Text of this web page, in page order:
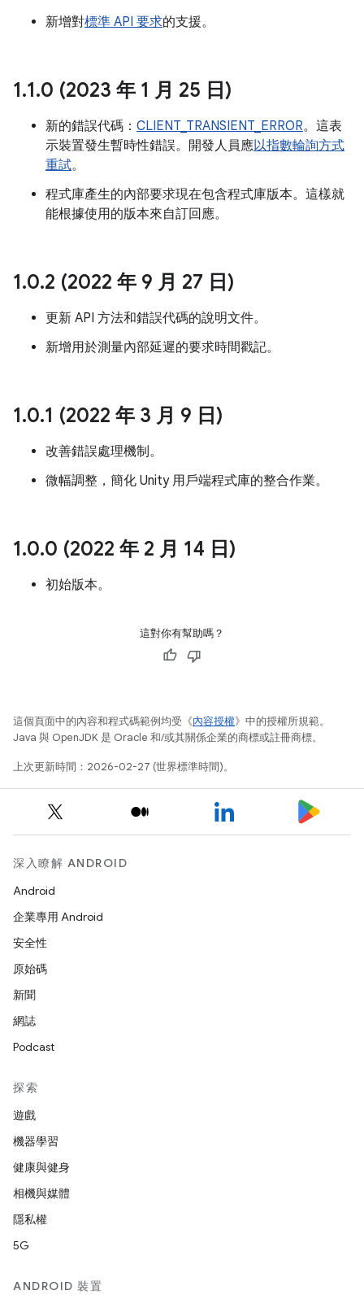
新增對標準 API 要求的支援。
1.1.0 (2023 年 1 月 25 日)
新的錯誤代碼： CLIENT_TRANSIENT_ERROR。這表
示裝置發生暫時性錯誤。開發人員應以指數輪詢方式
重試。
程式庫產生的內部要求現在包含程式庫版本。這樣就
能根據使用的版本來自訂回應。
1.0.2 (2022 年 9 月 27 日)
更新 API 方法和錯誤代碼的說明文件。
新增用於測量內部延遲的要求時間戳記。
1.0.1 (2022 年 3 月 9 日)
改善錯誤處理機制。
微幅調整，簡化 Unity 用戶端程式庫的整合作業。
1.0.0 (2022 年 2 月 14 日)
初始版本。
這對你有幫助嗎？
這個頁面中的內容和程式碼範例均受《內容授權》中的授權所規範。
Java 與 OpenJDK 是 Oracle 和/或其關係企業的商標或註冊商標。
上次更新時間：2026-02-27 (世界標準時間)。
深入瞭解 ANDROID
Android
企業專用 Android
安全性
原始碼
新聞
網誌
Podcast
探索
遊戲
機器學習
健康與健身
相機與媒體
隱私權
5G
ANDROID 裝置